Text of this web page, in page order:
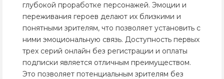
глубокой проработке персонажей. Эмоции и
переживания героев делают их близкими и
понятными зрителям, что позволяет установить с
ними эмоциональную связь. Доступность первых
трех серий онлайн без регистрации и оплаты
подписки является отличным преимуществом.
Это позволяет потенциальным зрителям без